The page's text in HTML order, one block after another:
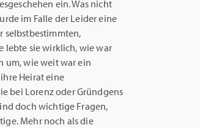
ein. Was nicht
im Falle der Leider eine
selbstbestimmten,
lebte sie wirklich, wie war
um, wie weit war ein
Heirat eine
bei Lorenz oder Gründgens
doch wichtige Fragen,
Mehr noch als die